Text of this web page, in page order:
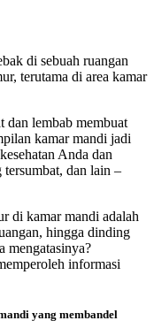
di sebuah ruangan
terutama di area kamar
dan lembab membuat
kamar mandi jadi
Anda dan
dan lain –
di kamar mandi adalah
hingga dinding
mengatasinya?
informasi
yang membandel